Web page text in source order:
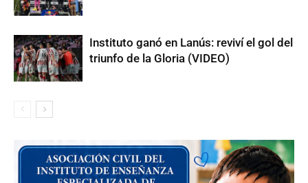
Instituto ganó en Lanús: reviví el gol del
triunfo de la Gloria (VIDEO)